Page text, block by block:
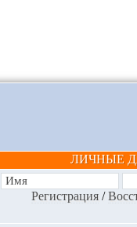
ЛИЧНЫЕ
Регистрация/